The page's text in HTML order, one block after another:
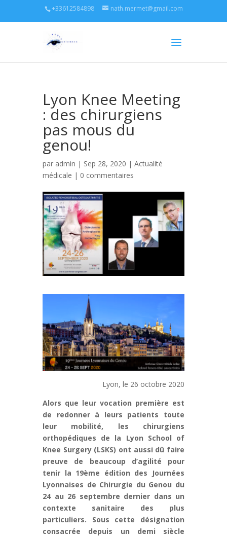
+33612584898 nath.mermet@gmail.com
Lyon Knee Meeting
: des chirurgiens
pas mous du
genou!
par admin | Sep 28, 2020 | Actualité
médicale | 0 commentaires
Lyon, le 26 octobre 2020
Alors que leur vocation première est
de redonner à leurs patients toute
leur mobilité, les chirurgiens
orthopédiques de la Lyon School of
Knee Surgery (LSKS) ont aussi dû faire
preuve de beaucoup d’agilité pour
tenir la 19ème édition des Journées
Lyonnaises de Chirurgie du Genou du
24 au 26 septembre dernier dans un
contexte sanitaire des plus
particuliers. Sous cette désignation
consacrée depuis un demi siècle